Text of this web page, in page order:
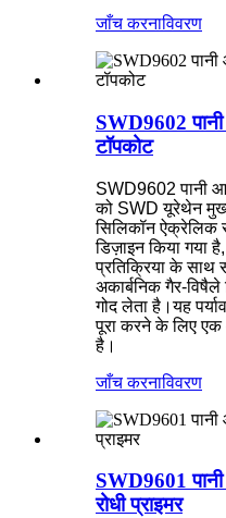
जाँच करनाविवरण
SWD9602
टॉपकोट
SWD9602 पानी
को SWD यूरेथेन
सिलिकॉन ऐक्रेलिक
डिज़ाइन किया गया
प्रतिक्रिया के साथ
अकार्बनिक गैर-विषैले
गोद लेता है।यह
पूरा करने के लिए एक
है।
जाँच करनाविवरण
SWD9601
रोधी प्राइमर